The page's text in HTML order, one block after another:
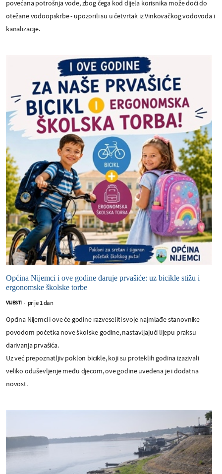
povećana potrošnja vode, zbog čega kod dijela korisnika može doći do
otežane vodoopskrbe - upozorili su u četvrtak iz Vinkovačkog vodovoda i
kanalizacije.
Općina Nijemci i ove godine daruje prvašiće: uz bicikle stižu i
ergonomske školske torbe
VIJESTI - prije 1 dan
Općina Nijemci i ove će godine razveseliti svoje najmlađe stanovnike
povodom početka nove školske godine, nastavljajući lijepu praksu
darivanja prvašića.
Uz već prepoznatljiv poklon bicikle, koji su proteklih godina izazivali
veliko oduševljenje među djecom, ove godine uvedena je i dodatna
novost.